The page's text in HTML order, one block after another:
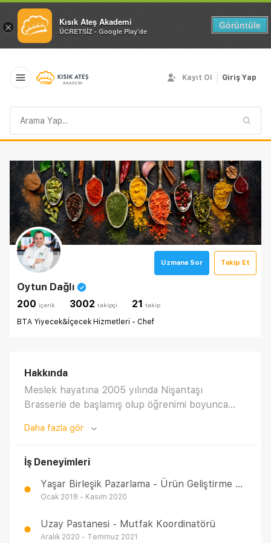
× Kısık Ateş Akademi
ÜCRETSİZ - Google Play'de
Görüntüle
sorgusu
Kayıt Ol Giriş Yap
Oytun Dağlı
200 i̇çerik 3002 takipçi 21 takip
BTA Yiyecek&İçecek Hizmetleri - Chef
Uzmana Sor Takip Et
Hakkında
Meslek hayatına 2005 yılında Nişantaşı
Brasserie de başlamış olup öğrenimi boyunca
sonra stajyer olarak girdiği Marriott Asia İstanbul
2010-2011 yılların da Teppenyaki Alaturka
Restaurant'ın açılışını yapmış ve A la Carte
Chef'i olarak çalışmıştır. 2011 yılında Kempinski
2013-2014 yıllarında 29 Restaurant grubunda
Jr.Sous Chef, 2014-2016 yıllarında Raffle's
Daha fazla gör
İş Deneyimleri
Yaşar Birleşik Pazarlama - Ürün Geliştirme Ve Demo Şefi
Ocak 2018 - Kasım 2020
Uzay Pastanesi - Mutfak Koordinatörü
Aralık 2020 - Temmuz 2021